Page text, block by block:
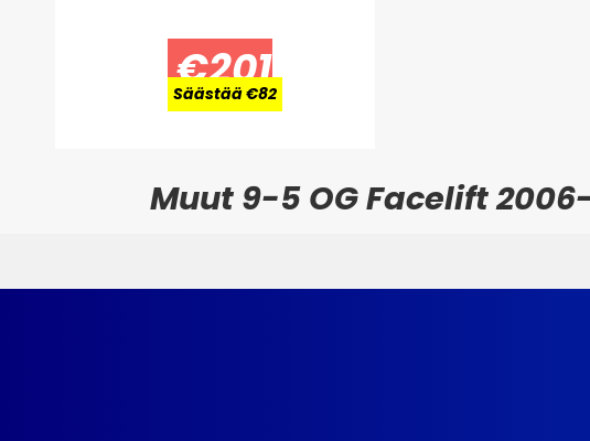
€201
Säästää €82
Muut 9-5 OG Facelift